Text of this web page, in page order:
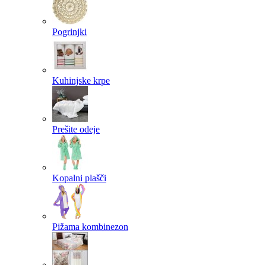
Pogrinjki
Kuhinjske krpe
Prešite odeje
Kopalni plašči
Pižama kombinezon